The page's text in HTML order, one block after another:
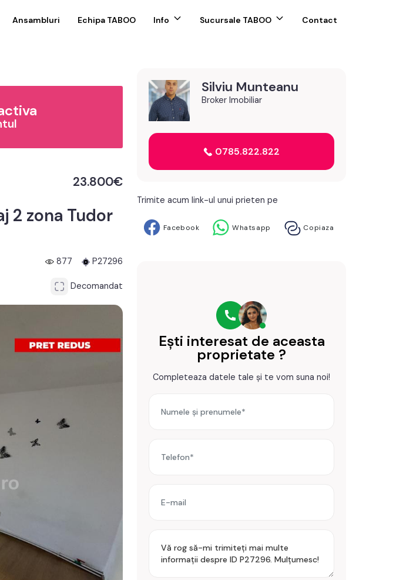
Ansambluri Echipa TABOO Info Sucursale TABOO Contact
23.800€
2 zona Tudor
877 P27296
Decomandat
Silviu Munteanu
Broker Imobiliar
0785.822.822
Trimite acum link-ul unui prieten pe
Facebook Whatsapp Copiaza
Ești interesat de aceasta
proprietate ?
Completeaza datele tale și te vom suna noi!